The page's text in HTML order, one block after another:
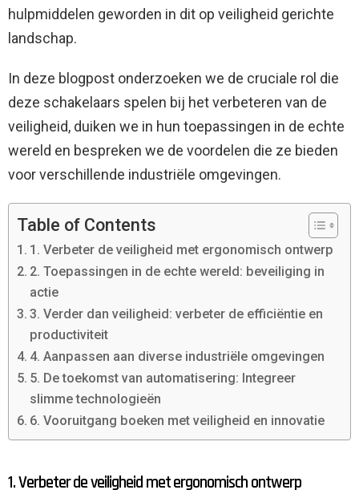
hulpmiddelen geworden in dit op veiligheid gerichte
landschap.
In deze blogpost onderzoeken we de cruciale rol die
deze schakelaars spelen bij het verbeteren van de
veiligheid, duiken we in hun toepassingen in de echte
wereld en bespreken we de voordelen die ze bieden
voor verschillende industriële omgevingen.
Table of Contents
1. Verbeter de veiligheid met ergonomisch ontwerp
2. Toepassingen in de echte wereld: beveiliging in
actie
3. Verder dan veiligheid: verbeter de efficiëntie en
productiviteit
4. Aanpassen aan diverse industriële omgevingen
5. De toekomst van automatisering: Integreer
slimme technologieën
6. Vooruitgang boeken met veiligheid en innovatie
1. Verbeter de veiligheid met ergonomisch ontwerp